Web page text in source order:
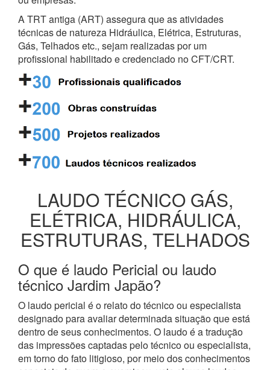
A TRT antiga (ART) assegura que as atividades
técnicas de natureza Hidráulica, Elétrica, Estruturas,
Gás, Telhados etc., sejam realizadas por um
profissional habilitado e credenciado no CFT/CRT.
LAUDO TÉCNICO GÁS,
ELÉTRICA, HIDRÁULICA,
ESTRUTURAS, TELHADOS
O que é laudo Pericial ou laudo
técnico Jardim Japão?
O laudo pericial é o relato do técnico ou especialista
designado para avaliar determinada situação que está
dentro de seus conhecimentos. O laudo é a tradução
das impressões captadas pelo técnico ou especialista,
em torno do fato litigioso, por meio dos conhecimentos